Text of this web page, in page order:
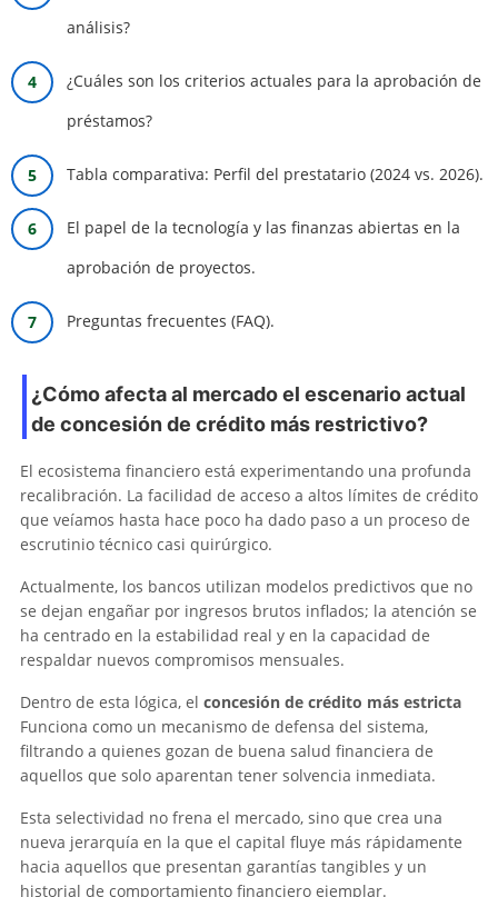
análisis?
¿Cuáles son los criterios actuales para la aprobación de
préstamos?
Tabla comparativa: Perfil del prestatario (2024 vs. 2026).
El papel de la tecnología y las finanzas abiertas en la
aprobación de proyectos.
Preguntas frecuentes (FAQ).
¿Cómo afecta al mercado el escenario actual
de concesión de crédito más restrictivo?
El ecosistema financiero está experimentando una profunda
recalibración. La facilidad de acceso a altos límites de crédito
que veíamos hasta hace poco ha dado paso a un proceso de
escrutinio técnico casi quirúrgico.
Actualmente, los bancos utilizan modelos predictivos que no
se dejan engañar por ingresos brutos inflados; la atención se
ha centrado en la estabilidad real y en la capacidad de
respaldar nuevos compromisos mensuales.
Dentro de esta lógica, el concesión de crédito más estricta
Funciona como un mecanismo de defensa del sistema,
filtrando a quienes gozan de buena salud financiera de
aquellos que solo aparentan tener solvencia inmediata.
Esta selectividad no frena el mercado, sino que crea una
nueva jerarquía en la que el capital fluye más rápidamente
hacia aquellos que presentan garantías tangibles y un
historial de comportamiento financiero ejemplar.